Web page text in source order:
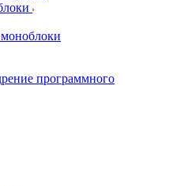
программного